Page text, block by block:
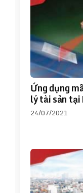
Ứng dụng
lý tài sản
24/07/2021